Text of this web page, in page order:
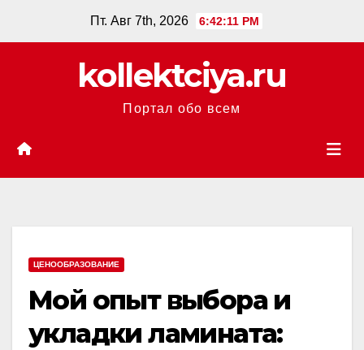
Пт. Авг 7th, 2026 6:42:12 PM
kollektciya.ru
Портал обо всем
ЦЕНООБРАЗОВАНИЕ
Мой опыт выбора и
укладки ламината: